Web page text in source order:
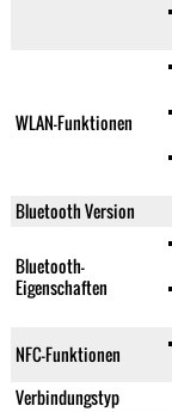
WLAN-Funktionen
Bluetooth Version
Bluetooth-
Eigenschaften
NFC-Funktionen
Verbindungstyp